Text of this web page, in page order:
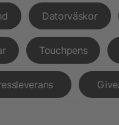
Datorväskor
Touchpens